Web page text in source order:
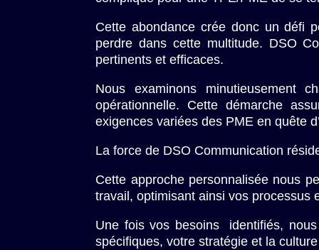
Cette abondance crée donc un défi
perdre dans cette multitude. DSO
pertinents et efficaces.
Nous examinons minutieusement
opérationnelle. Cette démarche
exigences variées des PME en quête
La force de DSO Communication
Cette approche personnalisée nous
travail, optimisant ainsi vos processus
Une fois vos besoins identifiés, nous
spécifiques, votre stratégie et la